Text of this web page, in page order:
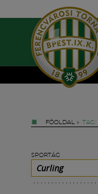
FŐOLDAL » TAG:
SPORTÁG
Curling